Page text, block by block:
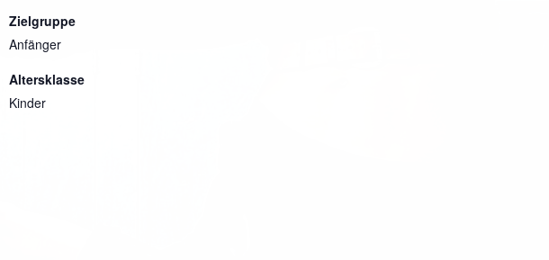
Zielgruppe
Anfänger
Altersklasse
Kinder